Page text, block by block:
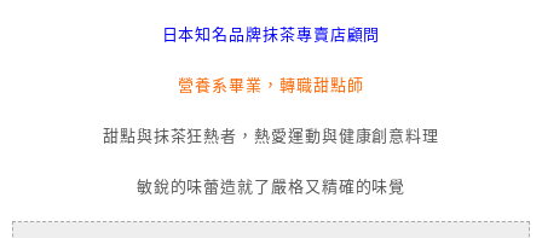
日本知名品牌抹茶專賣店顧問
營養系畢業，轉職甜點師
甜點與抹茶狂熱者，熱愛運動與健康創意料理
敏銳的味蕾造就了嚴格又精確的味覺